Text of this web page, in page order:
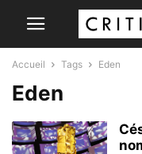
Accueil Tags Eden
Eden